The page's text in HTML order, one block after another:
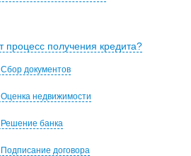
процесс получения кредита?
Сбор документов
недвижимости
Решение банка
договора